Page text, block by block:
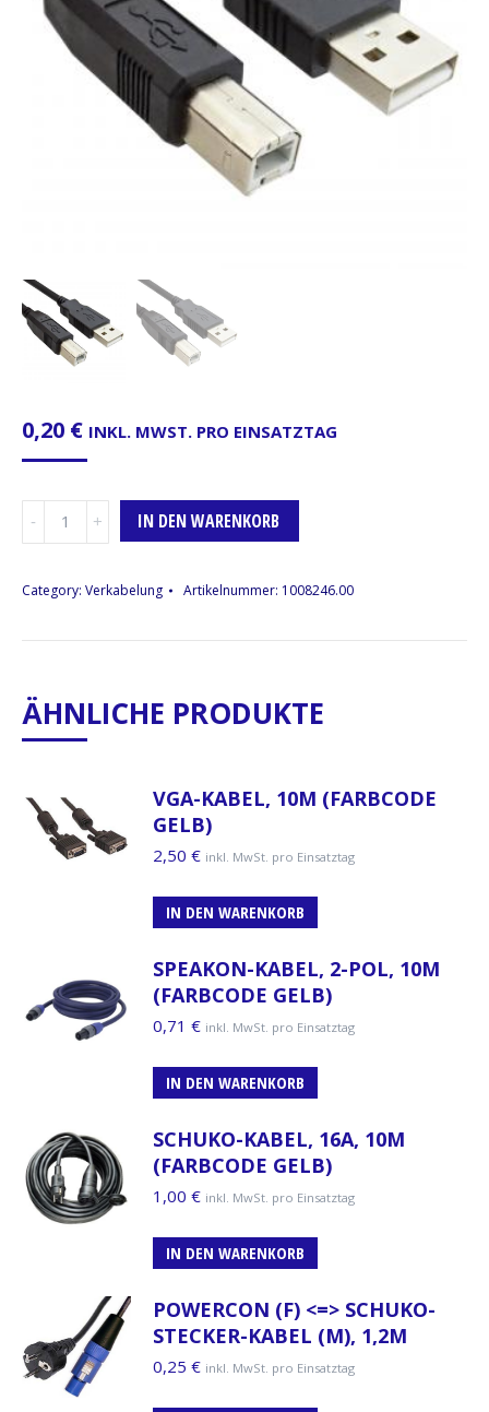
0,20 € INKL. MWST. PRO EINSATZTAG
B
IN DEN WARENKORB
Category: Verkabelung Artikelnummer: 1008246.00
ÄHNLICHE PRODUKTE
VGA-KABEL, 10M (FARBCODE
GELB)
2,50 € inkl. MwSt. pro Einsatztag
IN DEN WARENKORB
SPEAKON-KABEL, 2-POL, 10M
(FARBCODE GELB)
0,71 € inkl. MwSt. pro Einsatztag
IN DEN WARENKORB
SCHUKO-KABEL, 16A, 10M
(FARBCODE GELB)
1,00 € inkl. MwSt. pro Einsatztag
IN DEN WARENKORB
POWERCON (F) <=> SCHUKO-
STECKER-KABEL (M), 1,2M
0,25 € inkl. MwSt. pro Einsatztag